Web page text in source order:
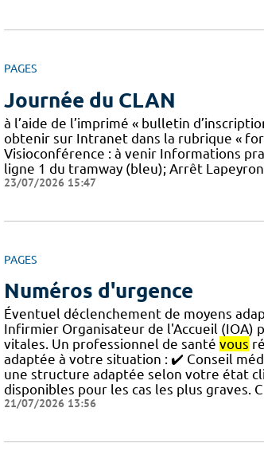
PAGES
Journée du CLAN
à l’aide de l’imprimé « bulletin
obtenir sur Intranet dans la rubrique «
Visioconférence : à venir Informations
ligne 1 du tramway (bleu); Arrêt
23/07/2026 15:47
PAGES
Numéros d'urgence
Éventuel déclenchement de moyens
Infirmier Organisateur de l'Accueil (IOA)
vitales. Un professionnel de santé vous
adaptée à votre situation : ✔️ Conseil
une structure adaptée selon votre état
disponibles pour les cas les plus graves.
21/07/2026 13:56